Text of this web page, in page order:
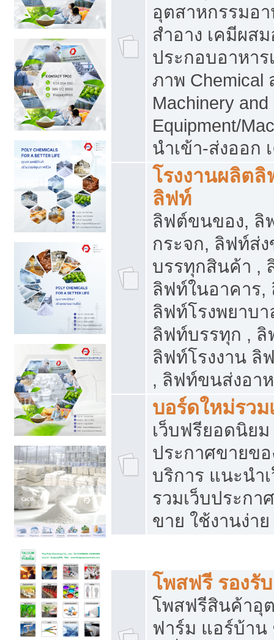
อุตสาหกรรมอา
สำอาง เคมีผส
ประกอบอาหาร
ภาพ Chemical
Machinery
Equipment/
นำเข้า-ส่งออก
โรงงานผลิต
ลิฟท์
ลิฟต์ขนของ, ลิ
กระจก, ลิฟท์ส่
บรรทุกสินค้า ,
ลิฟท์ในอาคาร,
ลิฟท์โรงพยาบ
ลิฟท์บรรทุก ,
ลิฟท์โรงงาน ลิ
, ลิฟท์ขนส่งอา
บอร์ดใหม่รว
เว็บฟรียอดนิย
ประกาศขายข
บริการ แนะนำ
รวมเว็บประกา
ขาย ใช้งานง่าย
โพสฟรี รองรั
โพสฟรีสินค้าอุ
ฟาร์ม แอร์บ้าน